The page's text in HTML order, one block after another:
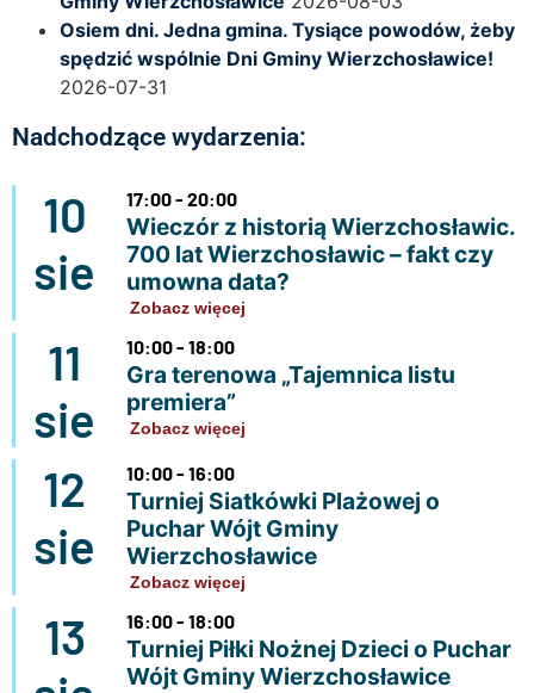
Osiem dni. Jedna gmina. Tysiące powodów, żeby
spędzić wspólnie Dni Gminy Wierzchosławice!
2026-07-31
Nadchodzące wydarzenia:
10
sie
17:00 - 20:00
Wieczór z historią Wierzchosławic.
700 lat Wierzchosławic – fakt czy
umowna data?
Zobacz więcej
11
sie
10:00 - 18:00
Gra terenowa „Tajemnica listu
premiera”
Zobacz więcej
12
sie
10:00 - 16:00
Turniej Siatkówki Plażowej o
Puchar Wójt Gminy
Wierzchosławice
Zobacz więcej
13
16:00 - 18:00
Turniej Piłki Nożnej Dzieci o Puchar
Wójt Gminy Wierzchosławice